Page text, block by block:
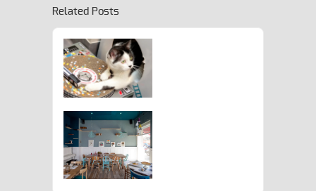
Related Posts
ARISTIDE Accueille Son
1000ème Guest
Félin